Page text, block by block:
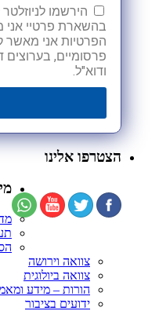
הירשמו
בהשארת פרטיי אני
הפרטיות אני מאשר
פרסומיים, בערוצים
ודוא"ל.
הצטרפו אלינו
צוואה וירושה
צוואה ביולוגית
הורות – מידע
ידועים בציבור